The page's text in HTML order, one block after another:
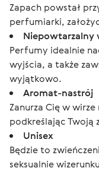
Zapach powstał
perfumiarki,
Niepowtarzalny
Perfumy idealnie
wyjścia, a także
wyjątkowo.
Aromat-nastrój
Zanurza Cię w
podkreślając Twoją
Unisex
Będzie to
seksualnie